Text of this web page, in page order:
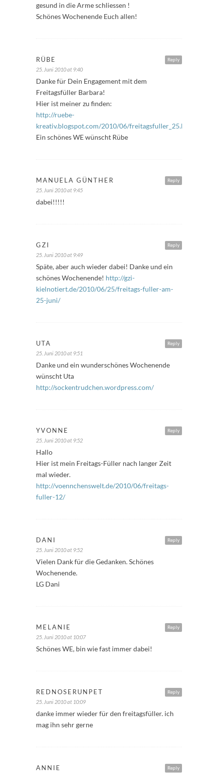
gesund in die Arme schliessen !
Schönes Wochenende Euch allen!
Reply
RÜBE
25. Juni 2010 at 9:40
Danke für Dein Engagement mit dem
Freitagsfüller Barbara!
Hier ist meiner zu finden:
http://ruebe-
kreativ.blogspot.com/2010/06/freitagsfuller_25.html
Ein schönes WE wünscht Rübe
Reply
MANUELA GÜNTHER
25. Juni 2010 at 9:45
dabei!!!!!
Reply
GZI
25. Juni 2010 at 9:49
Späte, aber auch wieder dabei! Danke und ein
schönes Wochenende! http://gzi-
kielnotiert.de/2010/06/25/freitags-fuller-am-
25-juni/
Reply
UTA
25. Juni 2010 at 9:51
Danke und ein wunderschönes Wochenende
wünscht Uta
http://sockentrudchen.wordpress.com/
Reply
YVONNE
25. Juni 2010 at 9:52
Hallo
Hier ist mein Freitags-Füller nach langer Zeit
mal wieder.
http://voennchenswelt.de/2010/06/freitags-
fuller-12/
Reply
DANI
25. Juni 2010 at 9:52
Vielen Dank für die Gedanken. Schönes
Wochenende.
LG Dani
Reply
MELANIE
25. Juni 2010 at 10:07
Schönes WE, bin wie fast immer dabei!
Reply
REDNOSERUNPET
25. Juni 2010 at 10:09
danke immer wieder für den freitagsfüller. ich
mag ihn sehr gerne
Reply
ANNIE